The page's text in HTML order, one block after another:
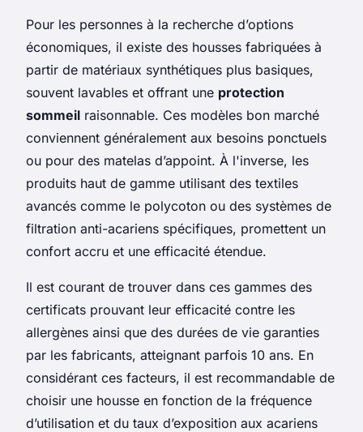
Pour les personnes à la recherche d’options
économiques, il existe des housses fabriquées à
partir de matériaux synthétiques plus basiques,
souvent lavables et offrant une protection
sommeil raisonnable. Ces modèles bon marché
conviennent généralement aux besoins ponctuels
ou pour des matelas d’appoint. À l'inverse, les
produits haut de gamme utilisant des textiles
avancés comme le polycoton ou des systèmes de
filtration anti-acariens spécifiques, promettent un
confort accru et une efficacité étendue.
Il est courant de trouver dans ces gammes des
certificats prouvant leur efficacité contre les
allergènes ainsi que des durées de vie garanties
par les fabricants, atteignant parfois 10 ans. En
considérant ces facteurs, il est recommandable de
choisir une housse en fonction de la fréquence
d’utilisation et du taux d’exposition aux acariens